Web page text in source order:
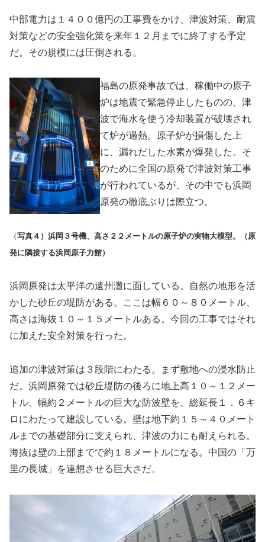
中部電力は１４００億円の工事費をかけ、津波対策、耐震
対策などの安全強化策を来年１２月までに終了する予定
だ。その規模には圧倒される。
福島の原発事故では、稼働中の原子
炉は地震で緊急停止したものの、津
波で海水を使う冷却装置が破壊され
て炉が過熱。原子炉が損傷した上
に、漏れだした水素が爆発した。そ
のために全国の原発で津波対策工事
が行われているが、その中でも浜岡
原発の徹底ぶりは際立つ。
（写真４）浜岡３号機、高さ２２メートルの原子炉の実物大模型。（原
発に隣接する浜岡原子力館）
浜岡原発は太平洋の遠州灘に面している。自然の地形を活
かした砂丘の堤防がある。ここは幅６０～８０メートル、
高さは海抜１０～１５メートルある。今回の工事ではそれ
に加えた安全対策を行った。
追加の津波対策は３段階にわたる。まず敷地への浸水防止
だ。浜岡原発では砂丘堤防の後ろに地上高１０～１２メー
トル、幅約２メートルの巨大な防波壁を、総延長１．６キ
ロにわたって建設している。壁は地下約１５～４０メート
ルまでの基礎部分に支えられ、津波の力にも耐えられる。
海抜は壁の上部までで約１８メートルになる。中国の「万
里の長城」を連想させる巨大さだ。